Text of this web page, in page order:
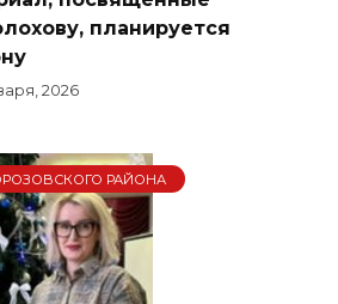
планируется
2026
РАЙОНА